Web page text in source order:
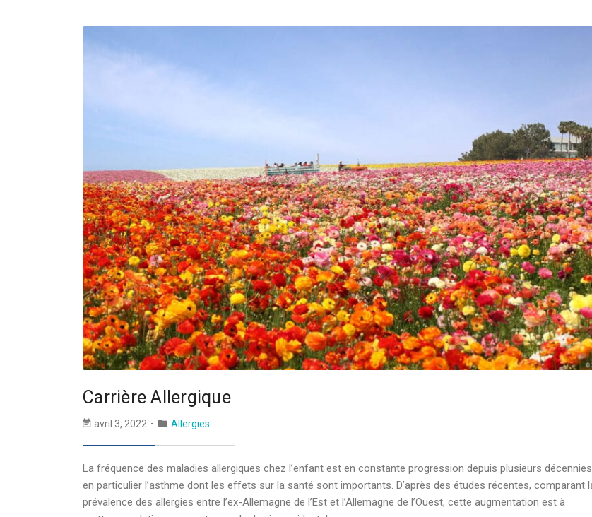
Carrière Allergique
avril 3, 2022 Allergies
La fréquence des maladies allergiques chez l’enfant est en constante progression depuis plusieurs
en particulier l’asthme dont les effets sur la santé sont importants. D’après des études récentes, comparant
prévalence des allergies entre l’ex-Allemagne de l’Est et l’Allemagne de l’Ouest, cette augmentation est à